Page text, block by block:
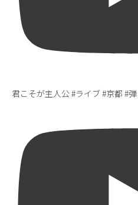
君こそが主人公 #ライブ #京都 #